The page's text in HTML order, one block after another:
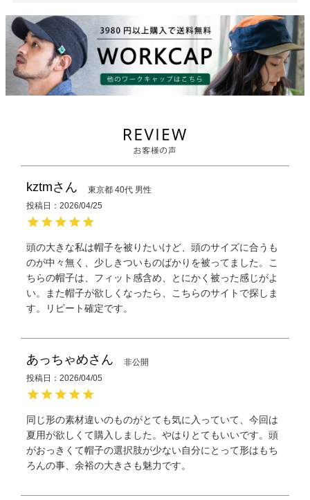
kztm 東京都 40代 男性
投稿日
2026/04/25
頭の大きな私は帽子を被りたいけど、頭のサイズに合うも
のが中々無く、少しきついものばかりを被ってました。こ
ちらの帽子は、フィット感含め、とにかく被った感じがよ
い。また帽子が欲しくなったら、こちらのサイトで探しま
す。リピート確定です。
あっちゃめ
非公開
投稿日
2026/04/05
同じ形の素材違いのものがとても気に入っていて、今回は
夏用が欲しくて購入しました。やはりとてもいいです。頭
がおっきくて帽子の選択肢が少ない自分にとって形はもち
ろんの事、余裕の大きさも魅力です。